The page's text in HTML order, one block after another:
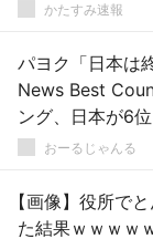
かたすみ速報
パヨク「日本は
News Best
ング、日本が6
おーるじゃんる
【画像】役所で
た結果ｗｗｗｗ